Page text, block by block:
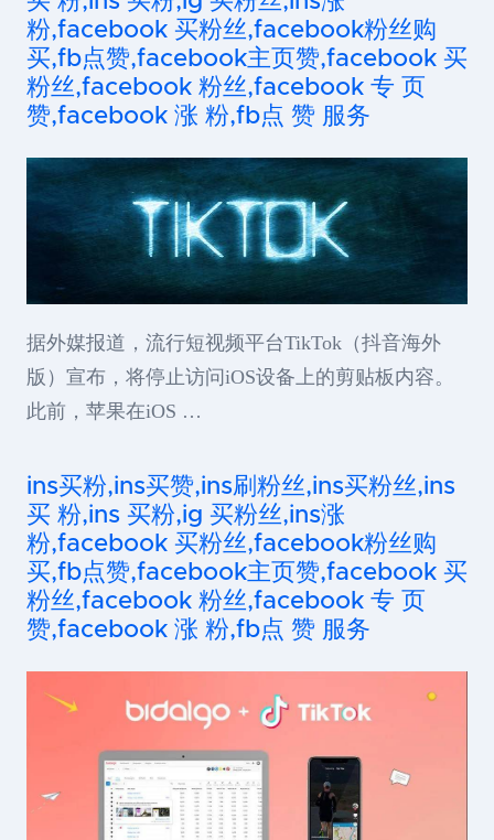
粉,facebook 买粉丝,facebook粉丝购
买,fb点赞,facebook主页赞,facebook 买
粉丝,facebook 粉丝,facebook 专 页
赞,facebook 涨 粉,fb点 赞 服务
据外媒报道，流行短视频平台TikTok（抖音海外
版）宣布，将停止访问iOS设备上的剪贴板内容。
此前，苹果在iOS …
ins买粉,ins买赞,ins刷粉丝,ins买粉丝,ins
买 粉,ins 买粉,ig 买粉丝,ins涨
粉,facebook 买粉丝,facebook粉丝购
买,fb点赞,facebook主页赞,facebook 买
粉丝,facebook 粉丝,facebook 专 页
赞,facebook 涨 粉,fb点 赞 服务